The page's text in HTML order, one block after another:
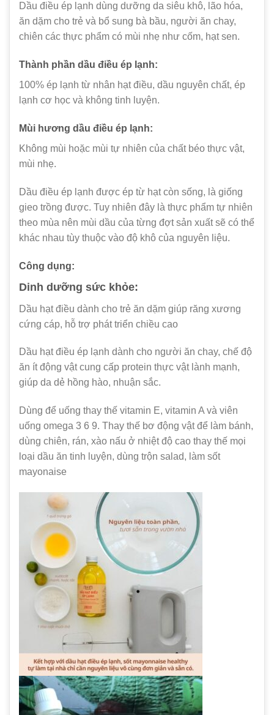
Dầu điều ép lạnh dùng dưỡng da siêu khô, lão hóa,
ăn dặm cho trẻ và bổ sung bà bầu, người ăn chay,
chiên các thực phẩm có mùi nhẹ như cốm, hạt sen.
Thành phần dầu điều ép lạnh:
100% ép lạnh từ nhân hạt điều, dầu nguyên chất, ép
lạnh cơ học và không tinh luyện.
Mùi hương dầu điều ép lạnh:
Không mùi hoặc mùi tự nhiên của chất béo thực vật,
mùi nhẹ.
Dầu điều ép lạnh được ép từ hạt còn sống, là giống
gieo trồng được. Tuy nhiên đây là thực phẩm tự nhiên
theo mùa nên mùi dầu của từng đợt sản xuất sẽ có thể
khác nhau tùy thuộc vào độ khô của nguyên liệu.
Công dụng:
Dinh dưỡng sức khỏe:
Dầu hạt điều dành cho trẻ ăn dặm giúp răng xương
cứng cáp, hỗ trợ phát triển chiều cao
Dầu hạt điều ép lạnh dành cho người ăn chay, chế độ
ăn ít động vật cung cấp protein thực vật lành mạnh,
giúp da dẻ hồng hào, nhuận sắc.
Dùng để uống thay thế vitamin E, vitamin A và viên
uống omega 3 6 9. Thay thế bơ động vật để làm bánh,
dùng chiên, rán, xào nấu ở nhiệt độ cao thay thế mọi
loại dầu ăn tinh luyện, dùng trộn salad, làm sốt
mayonaise